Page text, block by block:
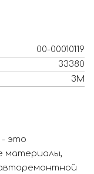
00-00010119
33380
3M
- это
материалы,